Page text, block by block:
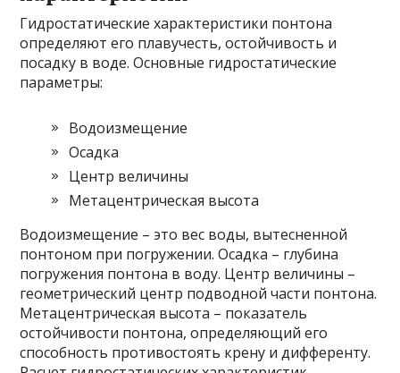
Гидростатические характеристики понтона
определяют его плавучесть, остойчивость и
посадку в воде. Основные гидростатические
параметры:
Водоизмещение
Осадка
Центр величины
Метацентрическая высота
Водоизмещение – это вес воды, вытесненной
понтоном при погружении. Осадка – глубина
погружения понтона в воду. Центр величины –
геометрический центр подводной части понтона.
Метацентрическая высота – показатель
остойчивости понтона, определяющий его
способность противостоять крену и дифференту.